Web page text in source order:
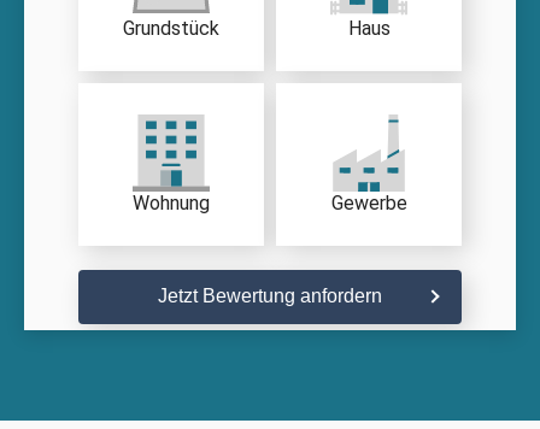
Grundstück Haus
Wohnung Gewerbe
Jetzt Bewertung anfordern